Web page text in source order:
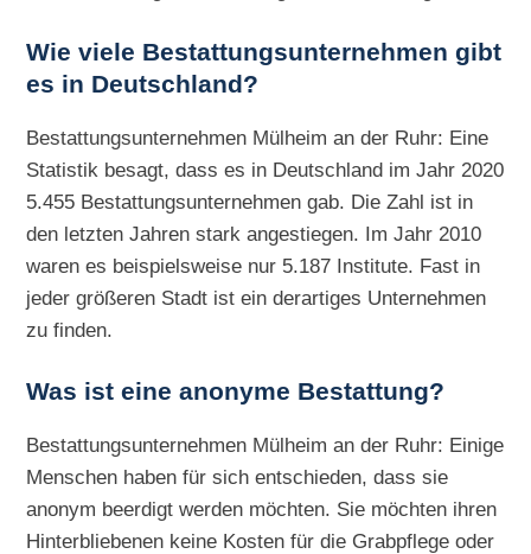
Wie viele Bestattungsunternehmen gibt
es in Deutschland?
Bestattungsunternehmen Mülheim an der Ruhr: Eine
Statistik besagt, dass es in Deutschland im Jahr 2020
5.455 Bestattungsunternehmen gab. Die Zahl ist in
den letzten Jahren stark angestiegen. Im Jahr 2010
waren es beispielsweise nur 5.187 Institute. Fast in
jeder größeren Stadt ist ein derartiges Unternehmen
zu finden.
Was ist eine anonyme Bestattung?
Bestattungsunternehmen Mülheim an der Ruhr: Einige
Menschen haben für sich entschieden, dass sie
anonym beerdigt werden möchten. Sie möchten ihren
Hinterbliebenen keine Kosten für die Grabpflege oder